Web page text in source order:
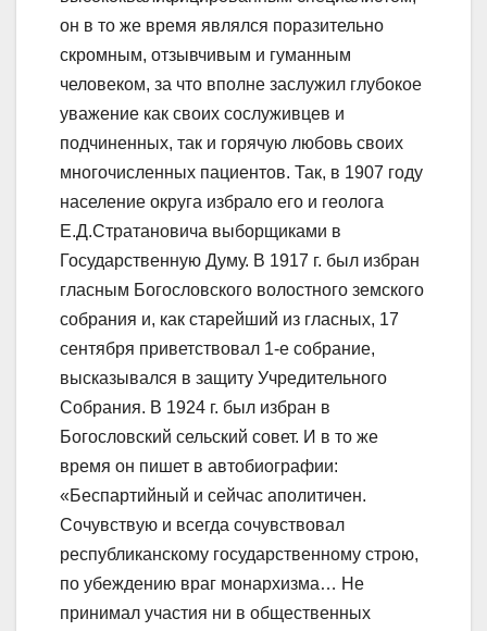
он в то же время являлся поразительно
скромным, отзывчивым и гуманным
человеком, за что вполне заслужил глубокое
уважение как своих сослуживцев и
подчиненных, так и горячую любовь своих
многочисленных пациентов. Так, в 1907 году
население округа избрало его и геолога
Е.Д.Стратановича выборщиками в
Государственную Думу. В 1917 г. был избран
гласным Богословского волостного земского
собрания и, как старейший из гласных, 17
сентября приветствовал 1-е собрание,
высказывался в защиту Учредительного
Собрания. В 1924 г. был избран в
Богословский сельский совет. И в то же
время он пишет в автобиографии:
«Беспартийный и сейчас аполитичен.
Сочувствую и всегда сочувствовал
республиканскому государственному строю,
по убеждению враг монархизма… Не
принимал участия ни в общественных